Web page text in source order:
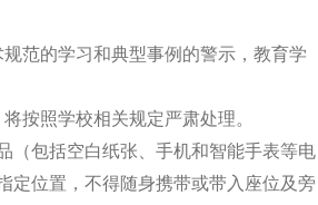
范的学习和典型事例的警示，教育学
按照学校相关规定严肃处理。
（包括空白纸张、手机和智能手表等电
定位置，不得随身携带或带入座位及旁